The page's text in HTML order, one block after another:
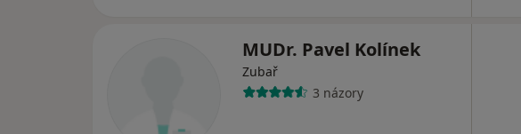
MUDr. Pavel Kolínek
Zubař
3 názory